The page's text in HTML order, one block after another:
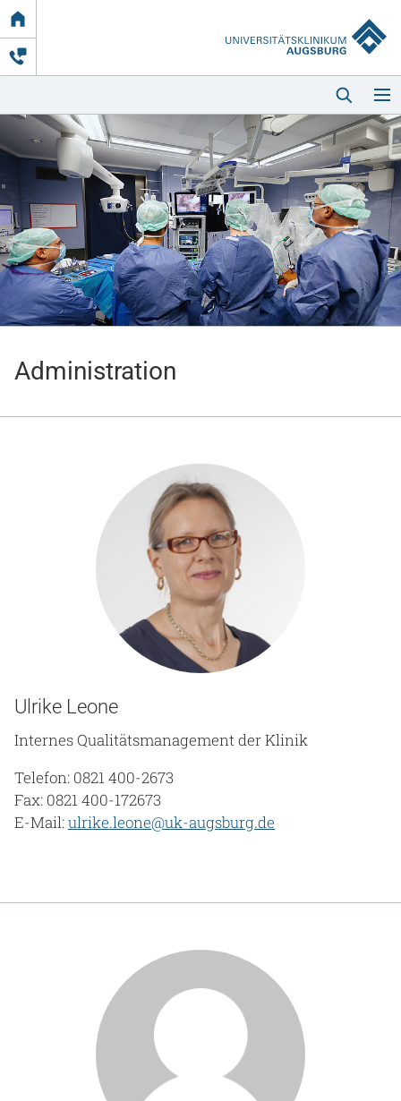
Link
zur
Startseite
Startseite
Kliniken & Einrichtungen
Notaufnahme
Anreise
Administration
Ulrike Leone
Internes Qualitätsmanagement der Klinik
Telefon: 0821 400-2673
Fax: 0821 400-172673
E-Mail:ulrike.leone@uk-augsburg.de